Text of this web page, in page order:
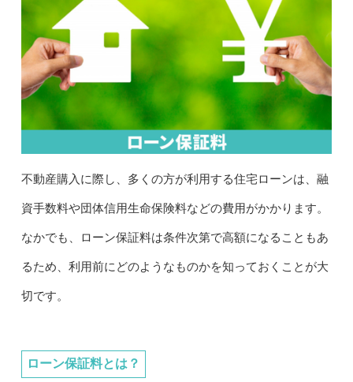
不動産購入に際し、多くの方が利用する住宅ローンは、融
資手数料や団体信用生命保険料などの費用がかかります。
なかでも、ローン保証料は条件次第で高額になることもあ
るため、利用前にどのようなものかを知っておくことが大
切です。
ローン保証料とは？